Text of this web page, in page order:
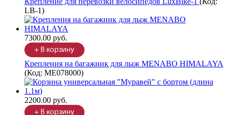
LB-1)
7300.00 руб.
Крепления на багажник для лыж MENABO HIMALAYA
(Код: ME078000)
2200.00 руб.